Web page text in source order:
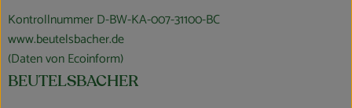
Kontrollnummer D-BW-KA-007-31100-BC
www.beutelsbacher.de
(Daten von Ecoinform)
BEUTELSBACHER